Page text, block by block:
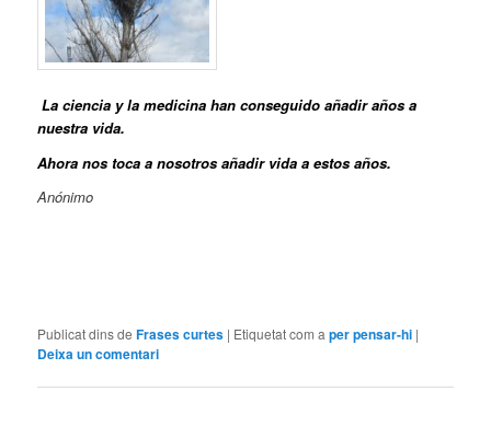
La ciencia y la medicina han conseguido añadir años a
nuestra vida.
Ahora nos toca a nosotros añadir vida a estos años.
Anónimo
Publicat dins de Frases curtes | Etiquetat com a per pensar-hi |
Deixa un comentari